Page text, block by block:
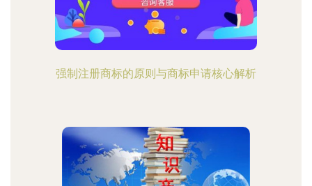
强制注册商标的原则与商标申请核心解析